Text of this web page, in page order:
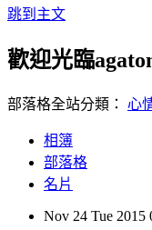
跳到主文
歡迎光臨
部落格全站分類： 心
相簿
部落格
名片
Nov 24 Tue 2015